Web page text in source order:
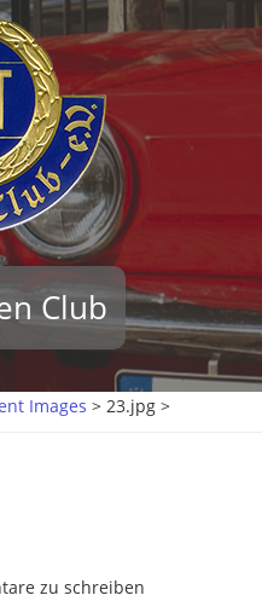
Club
Images > 23.jpg >
zu schreiben